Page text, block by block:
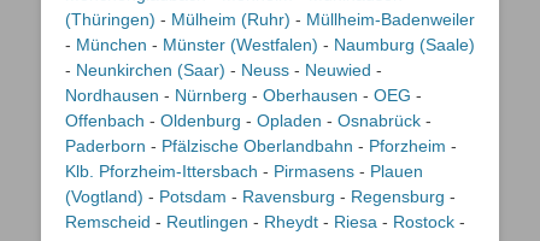
(Thüringen) - Mülheim (Ruhr) - Müllheim-Badenweiler
- München - Münster (Westfalen) - Naumburg (Saale)
- Neunkirchen (Saar) - Neuss - Neuwied -
Nordhausen - Nürnberg - Oberhausen - OEG -
Offenbach - Oldenburg - Opladen - Osnabrück -
Paderborn - Pfälzische Oberlandbahn - Pforzheim -
Klb. Pforzheim-Ittersbach - Pirmasens - Plauen
(Vogtland) - Potsdam - Ravensburg - Regensburg -
Remscheid - Reutlingen - Rheydt - Riesa - Rostock -